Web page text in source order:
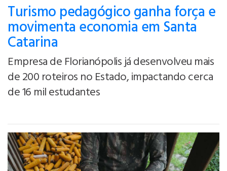
Turismo pedagógico ganha força e
movimenta economia em Santa
Catarina
Empresa de Florianópolis já desenvolveu mais
de 200 roteiros no Estado, impactando cerca
de 16 mil estudantes